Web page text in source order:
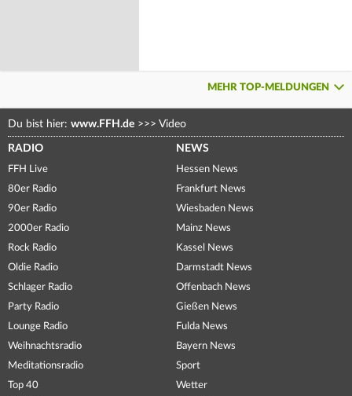
MEHR TOP-MELDUNGEN
Du bist hier: www.FFH.de >>> Video
RADIO
FFH Live
80er Radio
90er Radio
2000er Radio
Rock Radio
Oldie Radio
Schlager Radio
Party Radio
Lounge Radio
Weihnachtsradio
Meditationsradio
Top 40
NEWS
Hessen News
Frankfurt News
Wiesbaden News
Mainz News
Kassel News
Darmstadt News
Offenbach News
Gießen News
Fulda News
Bayern News
Sport
Wetter